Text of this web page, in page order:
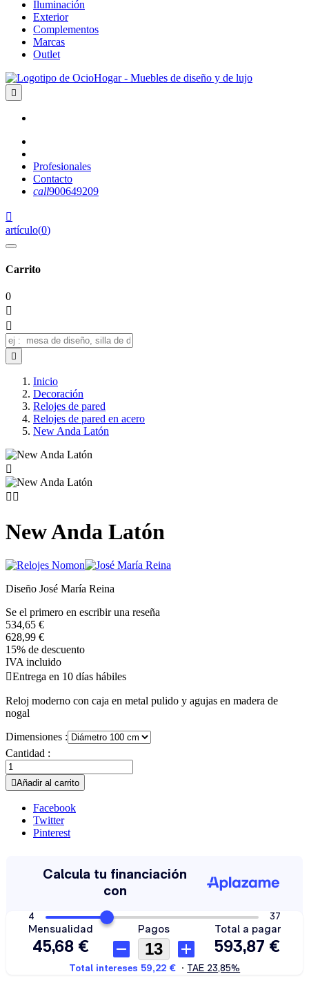
Iluminación
Exterior
Complementos
Marcas
Outlet

Profesionales
Contacto
call900649209

artículo(0)
Carrito
0



Inicio
Decoración
Relojes de pared
Relojes de pared en acero
New Anda Latón

 
New Anda Latón
Diseño José María Reina
Se el primero en escribir una reseña
534,65 €
628,99 €
15% de descuento
IVA incluido
Entrega en 10 días hábiles
Reloj moderno con caja en metal pulido y agujas en madera de
nogal
Dimensiones :
Cantidad :
Añadir al carrito
Facebook
Twitter
Pinterest